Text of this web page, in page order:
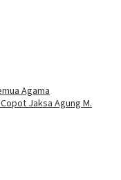
Agama
Jaksa Agung M.